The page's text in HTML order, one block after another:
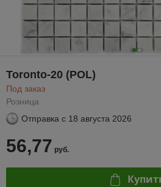
Toronto-20 (POL)
Под заказ
Розница
Отправка с 18 августа 2026
56,77 руб.